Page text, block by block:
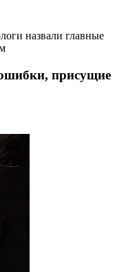
назвали главные
присущие